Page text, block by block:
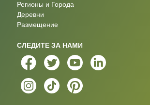
Регионы и Города
Деревни
Размещение
СЛЕДИТЕ ЗА НАМИ